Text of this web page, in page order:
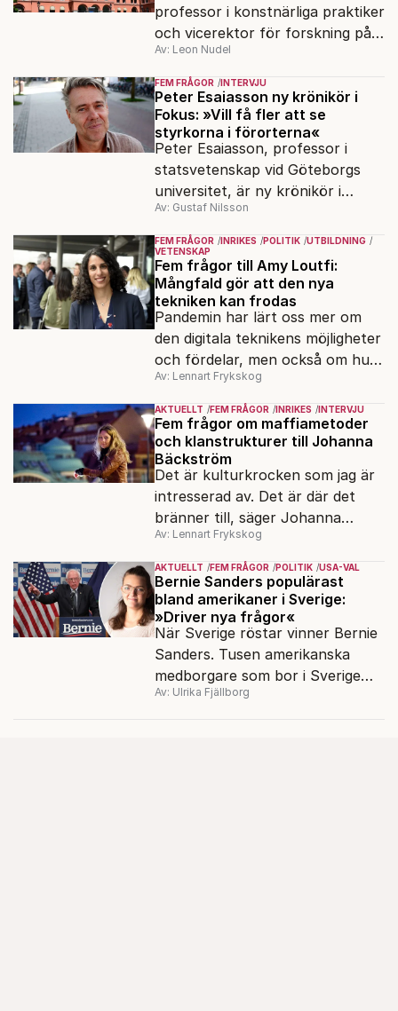
professor i konstnärliga praktiker
och vicerektor för forskning på
Stockholms konstnärliga
högskola, angående forskningen
och kritiken i medier.
Av: Leon Nudel
FEM FRÅGOR INTERVJU
Peter Esaiasson ny krönikör i
Fokus: »Vill få fler att se
styrkorna i förorterna«
Peter Esaiasson, professor i
statsvetenskap vid Göteborgs
universitet, är ny krönikör i
Fokus.
Av: Gustaf Nilsson
FEM FRÅGOR INRIKES POLITIK UTBILDNING
VETENSKAP
Fem frågor till Amy Loutfi:
Mångfald gör att den nya
tekniken kan frodas
Pandemin har lärt oss mer om
den digitala teknikens möjligheter
och fördelar, men också om hur
viktig cybersäkerhet är. Det
säger Amy Loutfi, ledamot i
Omstartskommissionen och vice
rektor vid Örebro universitet.
Hon värnar mångfald i
teknikutvecklingen.
Av: Lennart Frykskog
AKTUELLT FEM FRÅGOR INRIKES INTERVJU
Fem frågor om maffiametoder
och klanstrukturer till Johanna
Bäckström
Det är kulturkrocken som jag är
intresserad av. Det är där det
bränner till, säger Johanna
Bäckström Lerneby, som i 14 år
följt ett klanliknande
släktnätverk i Angered och är
aktuell med den dokumentära
boken Familjen.
Av: Lennart Frykskog
AKTUELLT FEM FRÅGOR POLITIK USA-VAL
Bernie Sanders populärast
bland amerikaner i Sverige:
»Driver nya frågor«
När Sverige röstar vinner Bernie
Sanders. Tusen amerikanska
medborgare som bor i Sverige
röstade i demokraternas
Av: Ulrika Fjällborg